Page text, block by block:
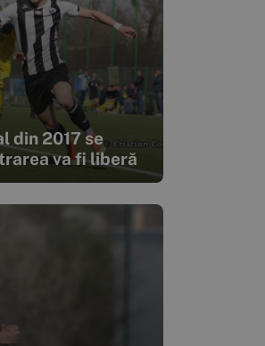
din 2017 se
va fi liberă